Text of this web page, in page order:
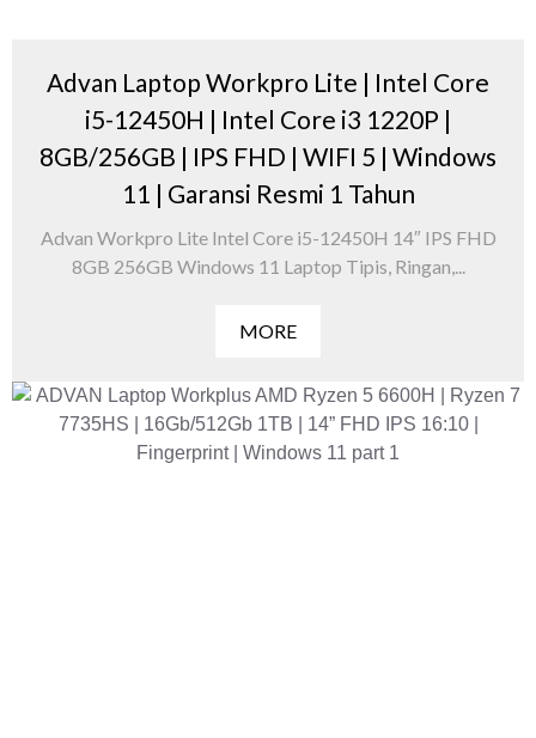
Advan Laptop Workpro Lite | Intel Core
i5-12450H | Intel Core i3 1220P |
8GB/256GB | IPS FHD | WIFI 5 | Windows
11 | Garansi Resmi 1 Tahun
Advan Workpro Lite Intel Core i5-12450H 14″ IPS FHD
8GB 256GB Windows 11 Laptop Tipis, Ringan,...
MORE